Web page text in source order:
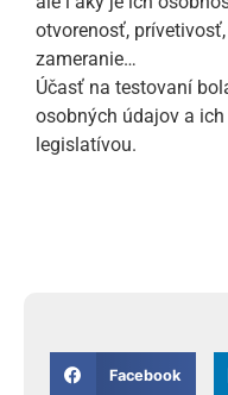
otvorenosť,
zameranie…
Účasť na testovaní
osobných údajov a
legislatívou.
Facebook